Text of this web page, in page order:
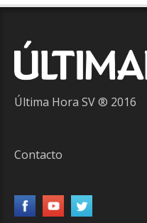
Última Hora SV ® 2016
Contacto